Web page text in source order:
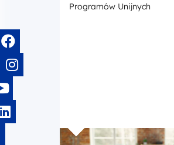
Programów Unijnych